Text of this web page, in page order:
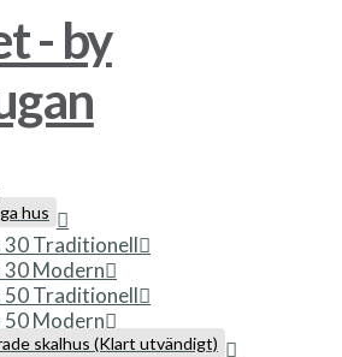
hus
30 Traditionell
30 Modern
50 Traditionell
50 Modern
skalhus (Klart utvändigt)